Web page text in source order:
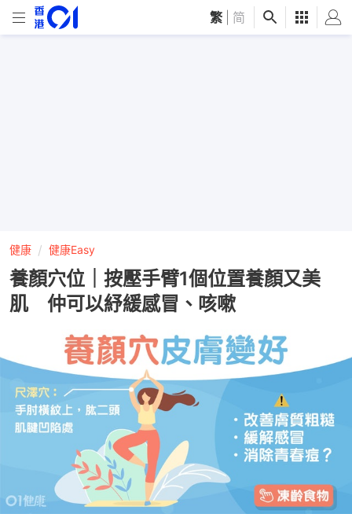
繁 简
健康 健康Easy
養顏穴位｜按壓手臂1個位置養顏又美
肌 仲可以紓緩感冒、咳嗽